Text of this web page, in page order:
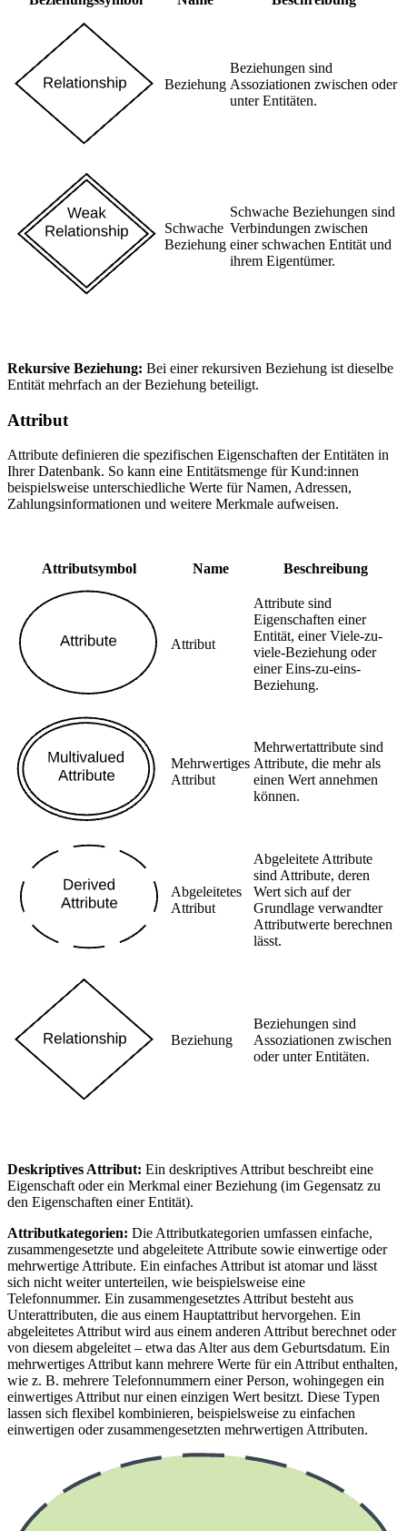
Beziehung
Beziehungen sind
Assoziationen zwischen oder
unter Entitäten.
Schwache
Beziehung
Schwache Beziehungen sind
Verbindungen zwischen
einer schwachen Entität und
ihrem Eigentümer.
Rekursive Beziehung: Bei einer rekursiven Beziehung ist dieselbe
Entität mehrfach an der Beziehung beteiligt.
Attribut
Attribute definieren die spezifischen Eigenschaften der Entitäten in
Ihrer Datenbank. So kann eine Entitätsmenge für Kund:innen
beispielsweise unterschiedliche Werte für Namen, Adressen,
Zahlungsinformationen und weitere Merkmale aufweisen.
Attributsymbol Name Beschreibung
Attribut
Attribute sind
Eigenschaften einer
Entität, einer Viele-zu-
viele-Beziehung oder
einer Eins-zu-eins-
Beziehung.
Mehrwertiges
Attribut
Mehrwertattribute sind
Attribute, die mehr als
einen Wert annehmen
können.
Abgeleitetes
Attribut
Abgeleitete Attribute
sind Attribute, deren
Wert sich auf der
Grundlage verwandter
Attributwerte berechnen
lässt.
Beziehung
Beziehungen sind
Assoziationen zwischen
oder unter Entitäten.
Deskriptives Attribut: Ein deskriptives Attribut beschreibt eine
Eigenschaft oder ein Merkmal einer Beziehung (im Gegensatz zu
den Eigenschaften einer Entität).
Attributkategorien: Die Attributkategorien umfassen einfache,
zusammengesetzte und abgeleitete Attribute sowie einwertige oder
mehrwertige Attribute. Ein einfaches Attribut ist atomar und lässt
sich nicht weiter unterteilen, wie beispielsweise eine
Telefonnummer. Ein zusammengesetztes Attribut besteht aus
Unterattributen, die aus einem Hauptattribut hervorgehen. Ein
abgeleitetes Attribut wird aus einem anderen Attribut berechnet oder
von diesem abgeleitet – etwa das Alter aus dem Geburtsdatum. Ein
mehrwertiges Attribut kann mehrere Werte für ein Attribut enthalten,
wie z. B. mehrere Telefonnummern einer Person, wohingegen ein
einwertiges Attribut nur einen einzigen Wert besitzt. Diese Typen
lassen sich flexibel kombinieren, beispielsweise zu einfachen
einwertigen oder zusammengesetzten mehrwertigen Attributen.